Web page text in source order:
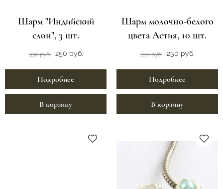
Шарм "Индийский
слон", 3 шт.
330 руб. 250 руб.
Подробнее
В корзину
Шарм молочно-белого
цвета Астия, 10 шт.
330 руб. 250 руб.
Подробнее
В корзину